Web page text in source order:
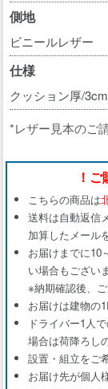
側地
ビニールレザー
仕様
クッション厚/3cm
*レザー見本のご
！
こちらの商品は
送料は自動返信
加算したメール
お届けまでに10
い場合もござい
※納期確認後、ご
お届けは建物の
ドライバー1人
場合は荷降ろし
設置・組立をご
お届け先が個人